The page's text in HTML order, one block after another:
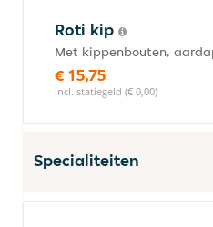
Roti kip
Met kippenbouten,
€ 15,75
incl. statiegeld (€ 0,00)
Specialiteiten